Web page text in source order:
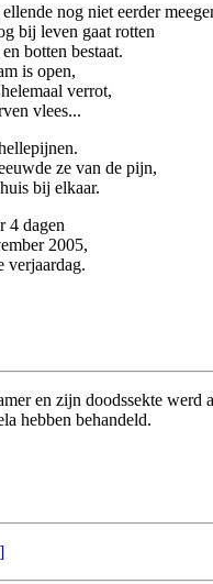
nog niet eerder
bij leven gaat rotten
botten bestaat.
is open,
verrot,
vlees...
ze van de pijn,
bij elkaar.
4 dagen
2005,
verjaardag.
en zijn doodssekte werd
hebben behandeld.
]